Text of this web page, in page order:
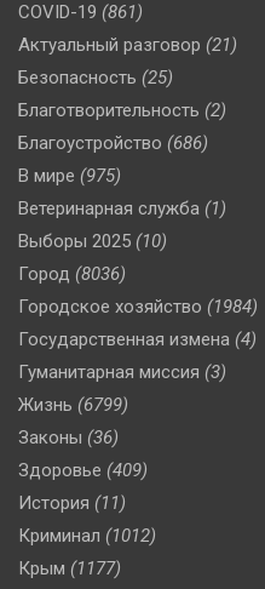
COVID-19 (861)
Актуальный разговор (21)
Безопасность (25)
Благотворительность (2)
Благоустройство (686)
В мире (975)
Ветеринарная служба (1)
Выборы 2025 (10)
Город (8036)
Городское хозяйство (1984)
Государственная измена (4)
Гуманитарная миссия (3)
Жизнь (6799)
Законы (36)
Здоровье (409)
История (11)
Криминал (1012)
Крым (1177)